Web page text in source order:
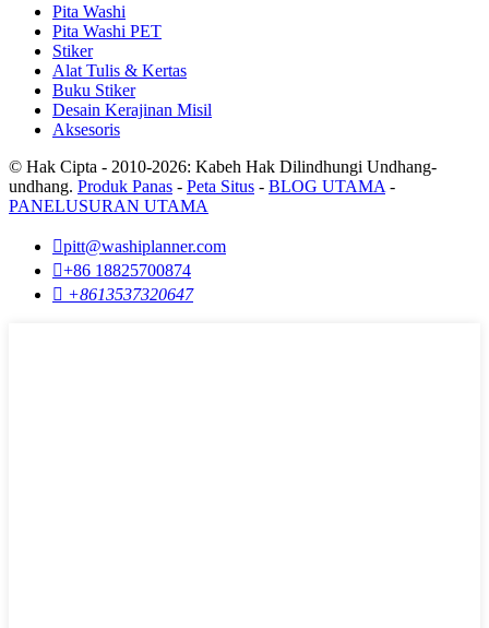
Pita Washi
Pita Washi PET
Stiker
Alat Tulis & Kertas
Buku Stiker
Desain Kerajinan Misil
Aksesoris
© Hak Cipta - 2010-2026: Kabeh Hak Dilindhungi Undhang-
undhang. Produk Panas - Peta Situs - BLOG UTAMA -
PANELUSURAN UTAMA
pitt@washiplanner.com
+86 18825700874
 +8613537320647